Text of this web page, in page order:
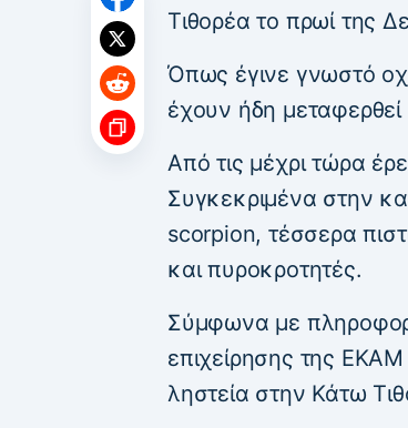
Τιθορέα το πρωί της
Όπως έγινε γνωστό
έχουν ήδη
Από τις μέχρι τώρα
Συγκεκριμένα στην
scorpion, τέσσερα
και πυροκροτητές.
Σύμφωνα με
επιχείρησης της
ληστεία στην Κάτω